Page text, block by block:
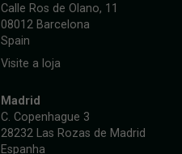
Calle Ros de Olano, 11
08012 Barcelona
Spain
Visite a loja
Madrid
C. Copenhague 3
28232 Las Rozas de Madrid
Espanha